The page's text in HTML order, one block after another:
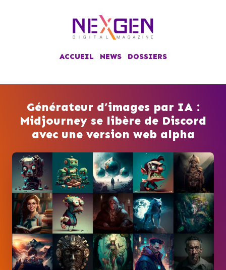
ACCUEIL NEWS DOSSIERS
Générateur d’images par IA :
Midjourney se libère de Discord
avec une version web alpha